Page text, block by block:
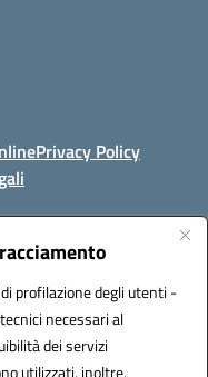
profilazione degli utenti -
necessari al
dei servizi
utilizzati, inoltre,
Privacy Policy
SSIC80600X